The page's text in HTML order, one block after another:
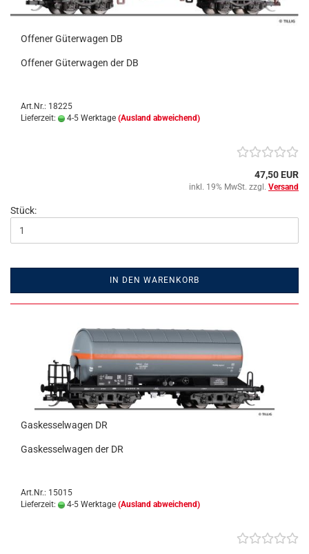
Offener Güterwagen DB
Offener Güterwagen der DB
Art.Nr.: 18225
Lieferzeit:
4-5 Werktage (Ausland abweichend)
47,50 EUR
inkl. 19% MwSt. zzgl. Versand
Stück:
IN DEN WARENKORB
Gaskesselwagen DR
Gaskesselwagen der DR
Art.Nr.: 15015
Lieferzeit:
4-5 Werktage (Ausland abweichend)